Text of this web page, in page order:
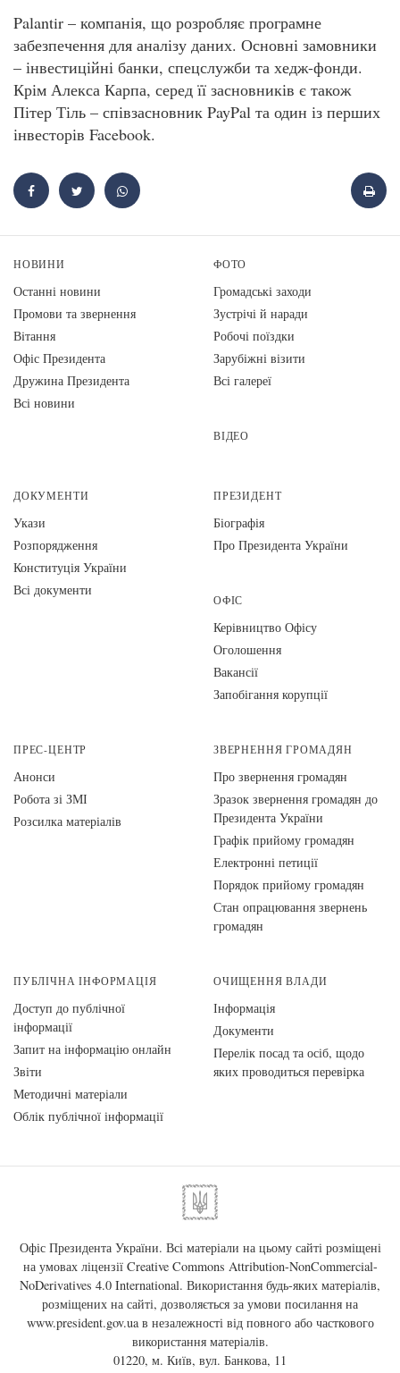
Palantir – компанія, що розробляє програмне
забезпечення для аналізу даних. Основні замовники
– інвестиційні банки, спецслужби та хедж-фонди.
Крім Алекса Карпа, серед її засновників є також
Пітер Тіль – співзасновник PayPal та один із перших
інвесторів Facebook.
НОВИНИ
Останні новини
Промови та звернення
Вiтання
Офіс Президента
Дружина Президента
Всі новини
ФОТО
Громадські заходи
Зустрічі й наради
Робочі поїздки
Зарубіжні візити
Всі галереї
ВІДЕО
ДОКУМЕНТИ
Укази
Розпорядження
Конституція України
Всі документи
ПРЕЗИДЕНТ
Біографія
Про Президента України
ОФІС
Керівництво Офісу
Оголошення
Вакансії
Запобігання корупції
ПРЕС-ЦЕНТР
Анонси
Робота зі ЗМІ
Розсилка матеріалів
ЗВЕРНЕННЯ ГРОМАДЯН
Про звернення громадян
Зразок звернення громадян до
Президента України
Графік прийому громадян
Електронні петиції
Порядок прийому громадян
Стан опрацювання звернень
громадян
ПУБЛІЧНА ІНФОРМАЦІЯ
Доступ до публічної
інформації
Запит на інформацію онлайн
Звіти
Методичні матеріали
Облік публічної інформації
ОЧИЩЕННЯ ВЛАДИ
Інформація
Документи
Перелік посад та осіб, щодо
яких проводиться перевірка
Офіс Президента України. Всі матеріали на цьому сайті розміщені
на умовах ліцензії Creative Commons Attribution-NonCommercial-
NoDerivatives 4.0 International. Використання будь-яких матеріалів,
розміщених на сайті, дозволяється за умови посилання на
www.president.gov.uaв незалежності від повного або часткового
використання матеріалів.
01220, м. Київ, вул. Банкова, 11